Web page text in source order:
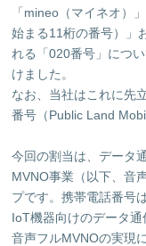
「mineo（マイネオ）
始まる11桁の番号）」
れる「020番号」につ
けました。
なお、当社はこれに先
番号（Public Land
今回の割当は、データ
MVNO事業（以下、音
プです。携帯電話番号
IoT機器向けのデータ
音声フルMVNOの実現